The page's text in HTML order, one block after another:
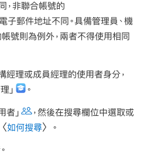
，非聯合帳號的
子郵件地址不同。具備管理員、機
號則為例外，兩者不得使用相同
經理或成員經理的使用者身分，
」
。
者」
，然後在搜尋欄位中選取或
如何搜尋〉。